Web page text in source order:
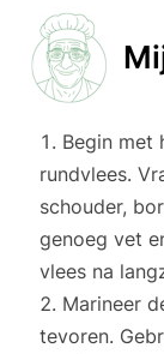
Begin met
rundvlees.
schouder,
genoeg vet
vlees na
Marineer
tevoren.